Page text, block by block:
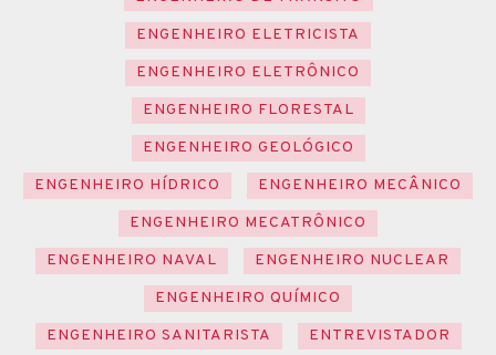
ENGENHEIRO ELETRICISTA
ENGENHEIRO ELETRÔNICO
ENGENHEIRO FLORESTAL
ENGENHEIRO GEOLÓGICO
ENGENHEIRO HÍDRICO
ENGENHEIRO MECÂNICO
ENGENHEIRO MECATRÔNICO
ENGENHEIRO NAVAL
ENGENHEIRO NUCLEAR
ENGENHEIRO QUÍMICO
ENGENHEIRO SANITARISTA
ENTREVISTADOR